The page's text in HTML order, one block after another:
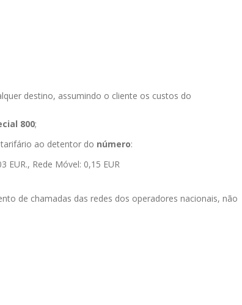
destino, assumindo o cliente os custos do
800;
tarifário ao detentor do número:
EUR., Rede Móvel: 0,15 EUR
de chamadas das redes dos operadores nacionais, não